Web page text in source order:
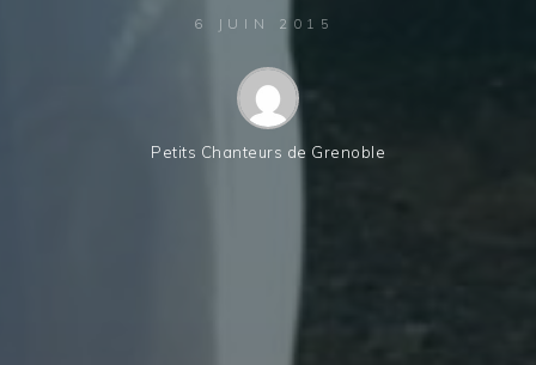
6 JUIN 2015
Petits Chanteurs de Grenoble